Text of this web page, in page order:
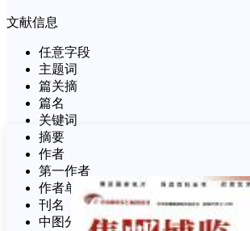
文献信息
任意字段
主题词
篇关摘
篇名
关键词
摘要
作者
第一作者
作者单位
刊名
中图分类号